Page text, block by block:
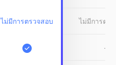
ไม่มีการตรวจสอบ ไม่มีการตร
-